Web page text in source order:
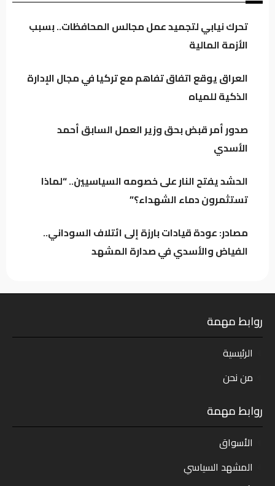
مصادر: عودة قيادات بارزة إلى ائتلاف السوداني..
تنسيق متصاعد بين بغداد وأربيل.. دعم كردي
العراق إلى المحاور وتقيّد استقلال قراره
تحرك نيابي لتجميد عمل مجالس المحافظات.. بسبب
الأزمة المالية
العراق يوقع اتفاق تفاهم مع تركيا في مجال الإدارة
الذكية للمياه
صدور أمر قبض بحق وزير العمل السابق أحمد
الأسدي
الحشد يفتح النار على خصومه السياسيين.. “لماذا
تستثمرون دماء الشهداء؟”
مصادر: عودة قيادات بارزة إلى ائتلاف السوداني..
الفياض والأسدي في صدارة المشهد
روابط مهمة
الرئيسية
من نحن
روابط مهمة
الأسواق
المشهد السياسي